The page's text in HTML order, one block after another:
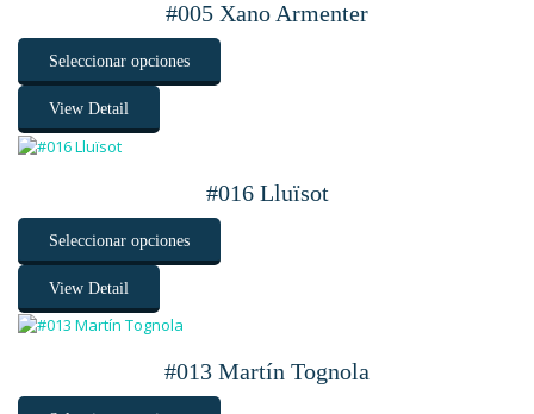
#005 Xano Armenter
Seleccionar opciones
View Detail
#016 Lluïsot
Seleccionar opciones
View Detail
#013 Martín Tognola